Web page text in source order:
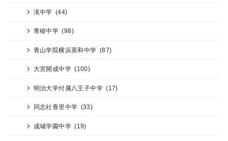
滝中学 (44)
青稜中学 (98)
青山学院横浜英和中学 (87)
大宮開成中学 (100)
明治大学付属八王子中学 (17)
同志社香里中学 (33)
成城学園中学 (19)